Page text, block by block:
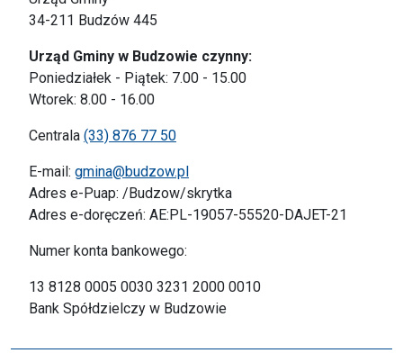
34-211 Budzów 445
Urząd Gminy w Budzowie czynny:
Poniedziałek - Piątek: 7.00 - 15.00
Wtorek: 8.00 - 16.00
Centrala (33) 876 77 50
E-mail: gmina@budzow.pl
Adres e-Puap: /Budzow/skrytka
Adres e-doręczeń: AE:PL-19057-55520-DAJET-21
Numer konta bankowego:
13 8128 0005 0030 3231 2000 0010
Bank Spółdzielczy w Budzowie